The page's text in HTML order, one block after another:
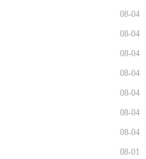
08-04
08-04
08-04
08-04
08-04
08-04
08-04
08-01